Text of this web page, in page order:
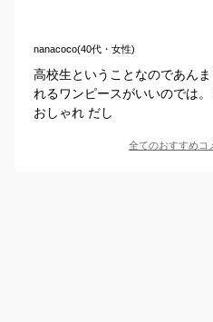
nanacoco(40代・女性)
高校生ということなのであん
れるワンピースがいいのでは
おしゃれ だし
全てのおすすめコ